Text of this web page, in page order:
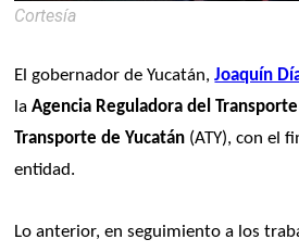
Cortesía
El gobernador de Yucatán, Joaquín
la Agencia Reguladora del
Transporte de Yucatán (ATY), con el
entidad.
Lo anterior, en seguimiento a los